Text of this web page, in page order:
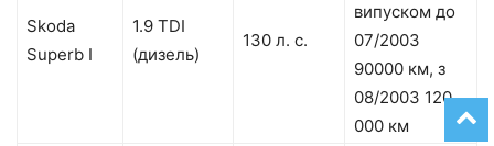
Skoda
Superb I
1.9 TDI
(дизель)
130 л. с.
випуском до
07/2003
90000 км, з
08/2003 120
000 км